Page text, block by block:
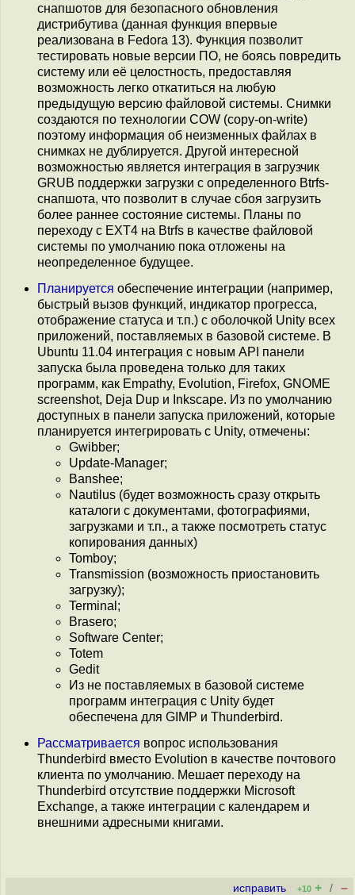
снапшотов для безопасного обновления
дистрибутива (данная функция впервые
реализована в Fedora 13). Функция позволит
тестировать новые версии ПО, не боясь повредить
систему или её целостность, предоставляя
возможность легко откатиться на любую
предыдущую версию файловой системы. Снимки
создаются по технологии COW (copy-on-write)
поэтому информация об неизменных файлах в
снимках не дублируется. Другой интересной
возможностью является интеграция в загрузчик
GRUB поддержки загрузки с определенного Btrfs-
снапшота, что позволит в случае сбоя загрузить
более раннее состояние системы. Планы по
переходу с EXT4 на Btrfs в качестве файловой
системы по умолчанию пока отложены на
неопределенное будущее.
Планируется обеспечение интеграции (например,
быстрый вызов функций, индикатор прогресса,
отображение статуса и т.п.) с оболочкой Unity всех
приложений, поставляемых в базовой системе. В
Ubuntu 11.04 интеграция с новым API панели
запуска была проведена только для таких
программ, как Empathy, Evolution, Firefox, GNOME
screenshot, Deja Dup и Inkscape. Из по умолчанию
доступных в панели запуска приложений, которые
планируется интегрировать с Unity, отмечены:
Gwibber;
Update-Manager;
Banshee;
Nautilus (будет возможность сразу открыть
каталоги с документами, фотографиями,
загрузками и т.п., а также посмотреть статус
копирования данных)
Tomboy;
Transmission (возможность приостановить
загрузку);
Terminal;
Brasero;
Software Center;
Totem
Gedit
Из не поставляемых в базовой системе
программ интеграция с Unity будет
обеспечена для GIMP и Thunderbird.
Рассматривается вопрос использования
Thunderbird вместо Evolution в качестве почтового
клиента по умолчанию. Мешает переходу на
Thunderbird отсутствие поддержки Microsoft
Exchange, а также интеграции с календарем и
внешними адресными книгами.
исправить +10 + / –